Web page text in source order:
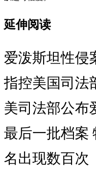
延伸阅读
爱泼斯坦性侵
指控美国司法
美司法部公布
最后一批档案
名出现数百次